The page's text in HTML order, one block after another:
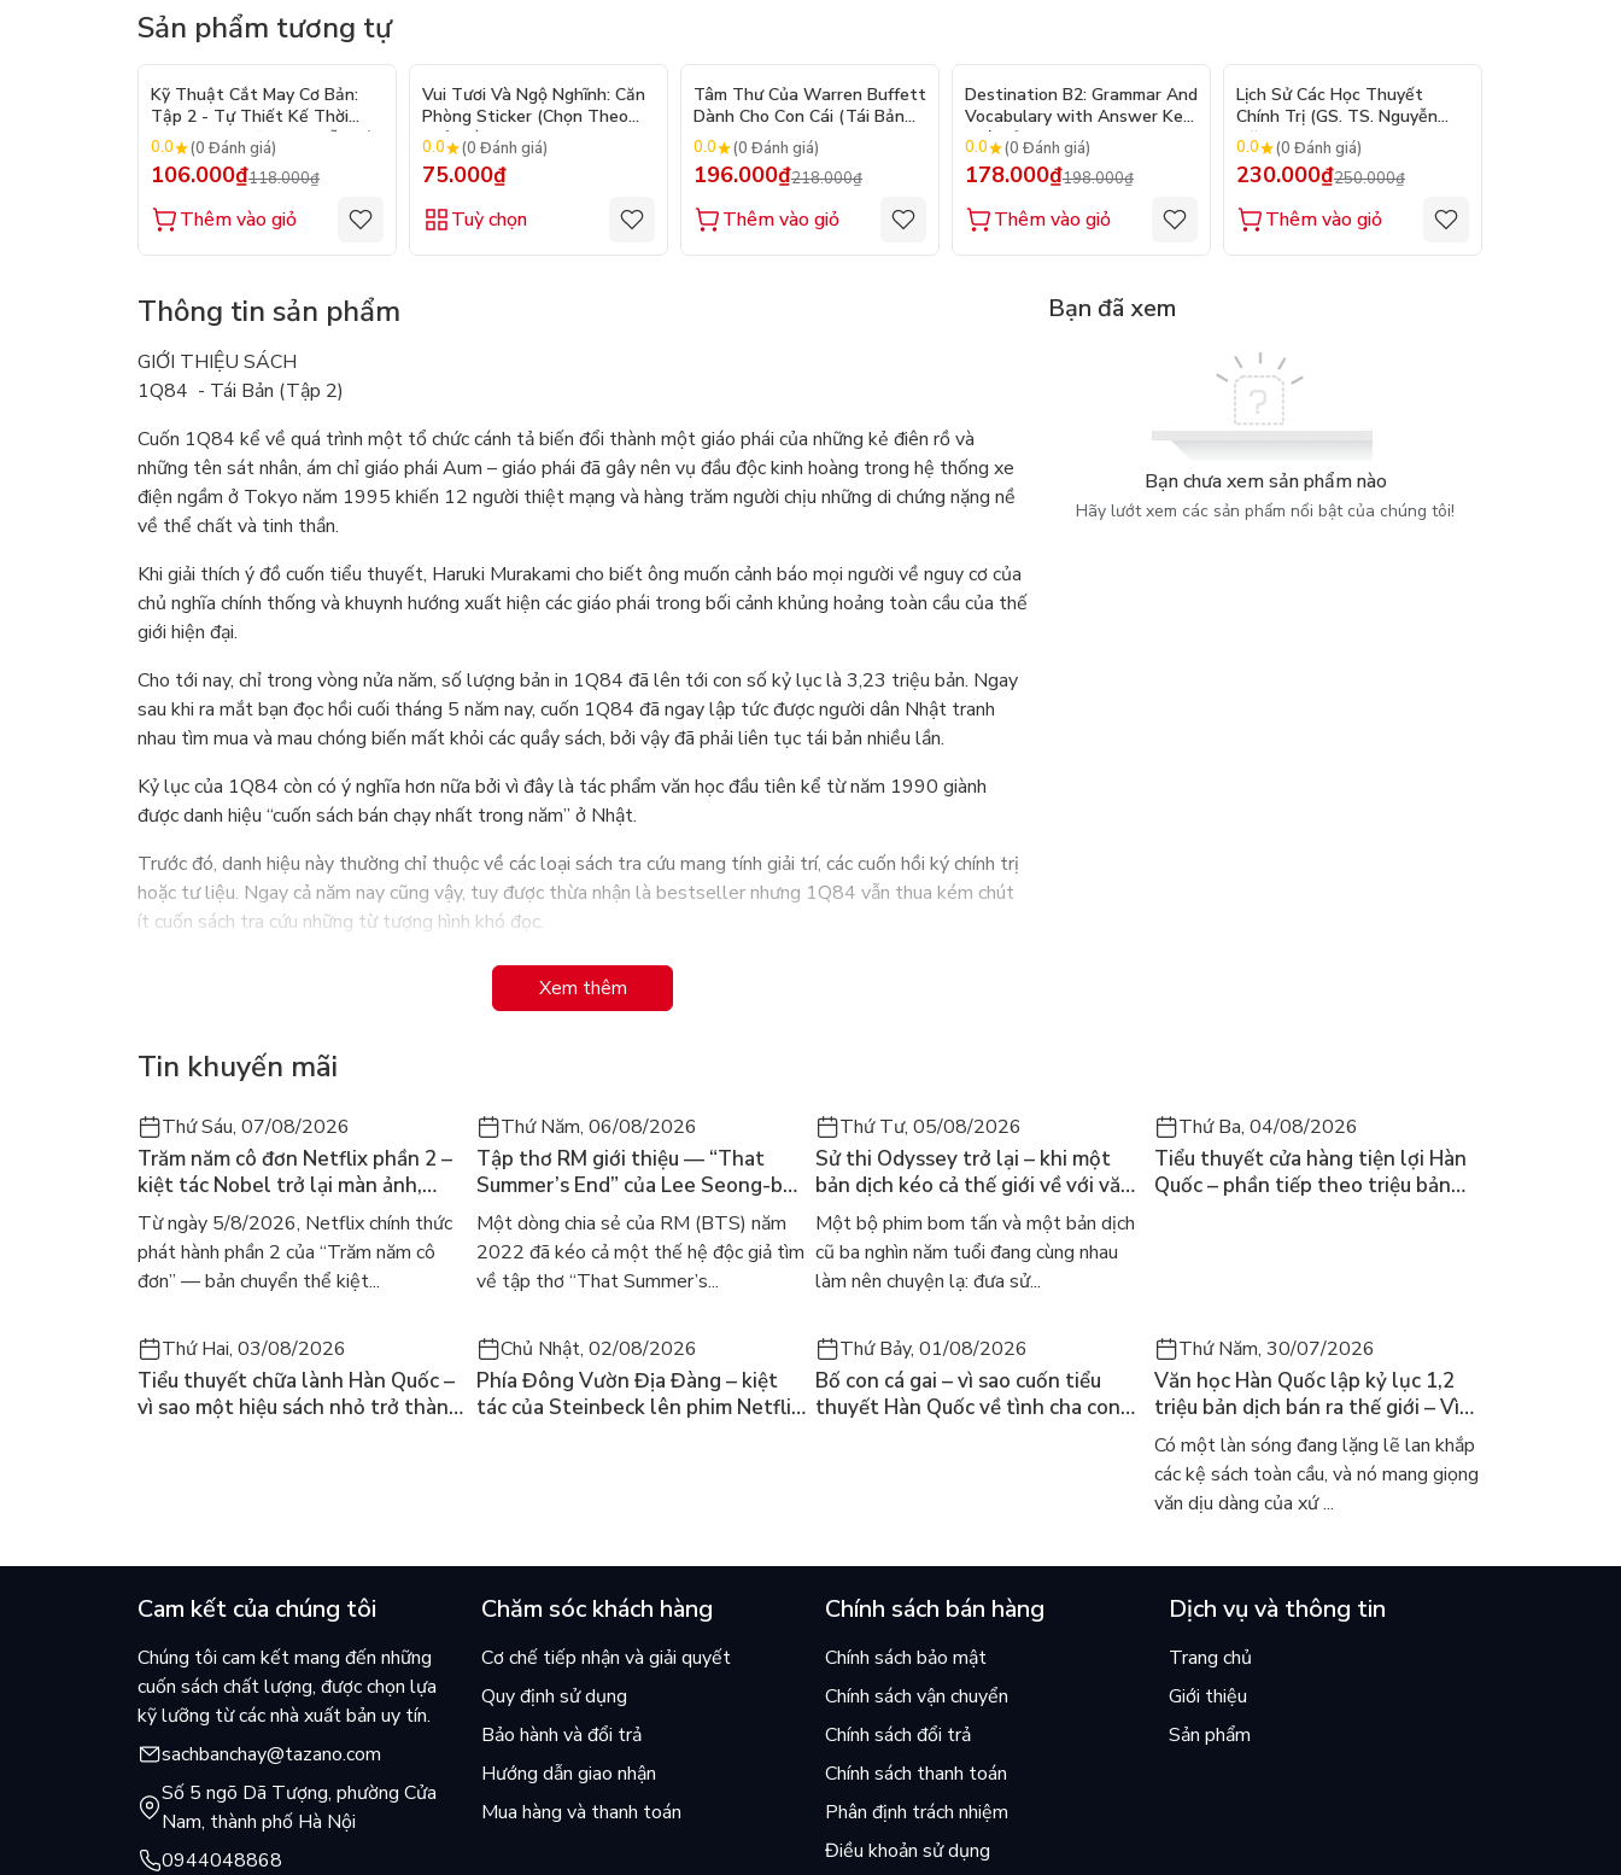
Sản phẩm tương tự
- 10%
Kỹ Thuật Cắt May Cơ Bản:
Tập 2 - Tự Thiết Kế Thời
Trang Nam Nữ - Tạo Mẫu Rập
- Kỹ Thuật Nhảy Size
0.0 (0 Đánh giá)
106.000₫118.000₫
Thêm vào giỏ
Vui Tươi Và Ngộ Nghĩnh: Căn
Phòng Sticker (Chọn Theo
Chủ Đề) - Hơn 250 Sticker
0.0 (0 Đánh giá)
75.000₫
Tuỳ chọn
- 10%
Tâm Thư Của Warren Buffett
Dành Cho Con Cái (Tái Bản
2026)
0.0 (0 Đánh giá)
196.000₫218.000₫
Thêm vào giỏ
- 10%
Destination B2: Grammar And
Vocabulary with Answer Key
(Tái Bản 2025)
0.0 (0 Đánh giá)
178.000₫198.000₫
Thêm vào giỏ
Lịch Sử Các Học Thuyết
Chính Trị (GS. TS. Nguyễn
Đăng Dung)
0.0 (0 Đánh giá)
230.000₫250.000₫
Thêm vào giỏ
Thông tin sản phẩm
GIỚI THIỆU SÁCH
1Q84 - Tái Bản (Tập 2)
Cuốn 1Q84 kể về quá trình một tổ chức cánh tả biến đổi thành một giáo phái của những kẻ điên rồ và
những tên sát nhân, ám chỉ giáo phái Aum – giáo phái đã gây nên vụ đầu độc kinh hoàng trong hệ thống xe
điện ngầm ở Tokyo năm 1995 khiến 12 người thiệt mạng và hàng trăm người chịu những di chứng nặng nề
về thể chất và tinh thần.
Khi giải thích ý đồ cuốn tiểu thuyết, Haruki Murakami cho biết ông muốn cảnh báo mọi người về nguy cơ của
chủ nghĩa chính thống và khuynh hướng xuất hiện các giáo phái trong bối cảnh khủng hoảng toàn cầu của thế
giới hiện đại.
Cho tới nay, chỉ trong vòng nửa năm, số lượng bản in 1Q84 đã lên tới con số kỷ lục là 3,23 triệu bản. Ngay
sau khi ra mắt bạn đọc hồi cuối tháng 5 năm nay, cuốn 1Q84 đã ngay lập tức được người dân Nhật tranh
nhau tìm mua và mau chóng biến mất khỏi các quầy sách, bởi vậy đã phải liên tục tái bản nhiều lần.
Kỷ lục của 1Q84 còn có ý nghĩa hơn nữa bởi vì đây là tác phẩm văn học đầu tiên kể từ năm 1990 giành
được danh hiệu “cuốn sách bán chạy nhất trong năm” ở Nhật.
Trước đó, danh hiệu này thường chỉ thuộc về các loại sách tra cứu mang tính giải trí, các cuốn hồi ký chính trị
hoặc tư liệu. Ngay cả năm nay cũng vậy, tuy được thừa nhận là bestseller nhưng 1Q84 vẫn thua kém chút
ít cuốn sách tra cứu những từ tượng hình khó đọc.
Theo lời nhà văn Haruki Murakami, cuốn 1Q84 có thể coi là câu trả lời độc đáo đối với cuốn 1984, cuốn tiểu
thuyết được coi là kinh điển của văn hào Anh George Orwell. (Cũng nên biết thêm trong tiếng Nhật, chữ Q
Haruki Murakami năm nay đã 60 tuổi. Ông là nhà văn Nhật được biết đến nhiều nhất ở nước ngoài. Tất cả
Na Uy, Kafka bên bờ biển.
Ông cũng được coi là một trong những ứng cử viên nặng ký cho giải Nobel văn học trong tương lai mặc dù
ông đã có lần tuyên bố không coi trọng các giải thưởng văn học. Theo lời ông, phần thưởng lớn nhất đối với
nhà văn là được độc giả yêu mến
Xem thêm
Bạn đã xem
Bạn chưa xem sản phẩm nào
Hãy lướt xem các sản phẩm nổi bật của chúng tôi!
Tin khuyến mãi
Thứ Sáu, 07/08/2026
Trăm năm cô đơn Netflix phần 2 –
kiệt tác Nobel trở lại màn ảnh,
dòng người tìm đọc lại García
Márquez
Từ ngày 5/8/2026, Netflix chính thức
phát hành phần 2 của “Trăm năm cô
đơn” — bản chuyển thể kiệt...
Thứ Năm, 06/08/2026
Tập thơ RM giới thiệu — “That
Summer’s End” của Lee Seong-bok
ra mắt bản tiếng Anh sau 4 năm
gây sốt
Một dòng chia sẻ của RM (BTS) năm
2022 đã kéo cả một thế hệ độc giả tìm
về tập thơ “That Summer’s...
Thứ Tư, 05/08/2026
Sử thi Odyssey trở lại – khi một
bản dịch kéo cả thế giới về với văn
học kinh điển
Một bộ phim bom tấn và một bản dịch
cũ ba nghìn năm tuổi đang cùng nhau
làm nên chuyện lạ: đưa sử...
Thứ Ba, 04/08/2026
Tiểu thuyết cửa hàng tiện lợi Hàn
Quốc – phần tiếp theo triệu bản
Thứ Hai, 03/08/2026
Tiểu thuyết chữa lành Hàn Quốc –
vì sao một hiệu sách nhỏ trở thành
Chủ Nhật, 02/08/2026
Phía Đông Vườn Địa Đàng – kiệt
tác của Steinbeck lên phim Netflix
Thứ Bảy, 01/08/2026
Bố con cá gai – vì sao cuốn tiểu
thuyết Hàn Quốc về tình cha con
Thứ Năm, 30/07/2026
Văn học Hàn Quốc lập kỷ lục 1,2
triệu bản dịch bán ra thế giới – Vì
sao cả thế giới đang đọc sách Hàn?
Có một làn sóng đang lặng lẽ lan khắp
các kệ sách toàn cầu, và nó mang giọng
văn dịu dàng của xứ ...
Cam kết của chúng tôi
Chúng tôi cam kết mang đến những
cuốn sách chất lượng, được chọn lựa
kỹ lưỡng từ các nhà xuất bản uy tín.
sachbanchay@tazano.com
Số 5 ngõ Dã Tượng, phường Cửa
Nam, thành phố Hà Nội
0944048868
Chăm sóc khách hàng
Cơ chế tiếp nhận và giải quyết
Quy định sử dụng
Bảo hành và đổi trả
Hướng dẫn giao nhận
Mua hàng và thanh toán
Chính sách bán hàng
Chính sách bảo mật
Chính sách vận chuyển
Chính sách đổi trả
Chính sách thanh toán
Phân định trách nhiệm
Điều khoản sử dụng
Dịch vụ và thông tin
Trang chủ
Giới thiệu
Sản phẩm